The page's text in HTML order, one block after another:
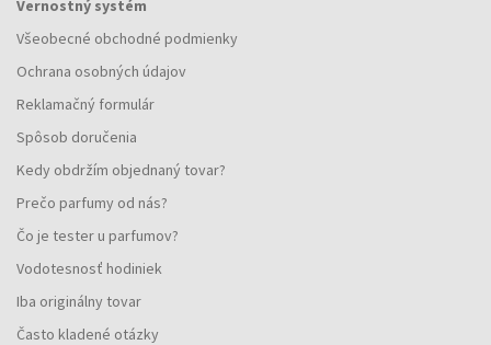
Vernostný systém
Všeobecné obchodné podmienky
Ochrana osobných údajov
Reklamačný formulár
Spôsob doručenia
Kedy obdržím objednaný tovar?
Prečo parfumy od nás?
Čo je tester u parfumov?
Vodotesnosť hodiniek
Iba originálny tovar
Často kladené otázky